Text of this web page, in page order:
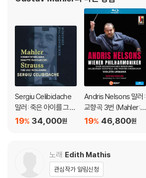
BBC 뮤직 매거진 151
Sergiu Celibidache
말러: 죽은 아이를 그리
는 노래 / R. 슈트라우
r, R. Strauss: Death a
nd Transfiguration)
[UHQCD]
34,000원
19%
Andris Nelsons 말러:
교향곡 3번 (Mahler: S
ymphony No.3)
46,800원
19%
노래 Edith Mathis
관심작가 알림신청